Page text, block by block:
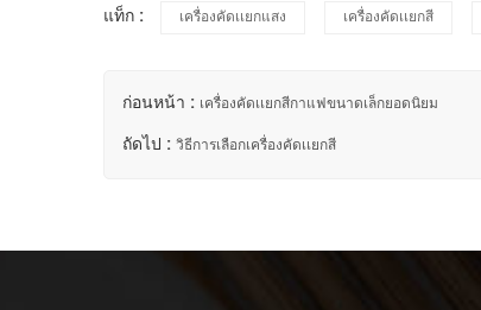
แท็ก : เครื่องคัดเเยกแสง เครื่องคัดเเยกสี
ก่อนหน้า : เครื่องคัดเเยกสีกาแฟขนาดเล็กยอดนิยม
ถัดไป : วิธีการเลือกเครื่องคัดเเยกสี